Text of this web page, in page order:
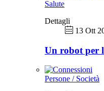
Salute
Dettagli
13 Ott
Un robot per
Persone / Società